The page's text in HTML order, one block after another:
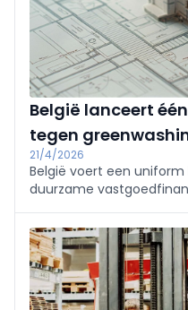
België lanceert
tegen
21/4/2026
België voert een
duurzame
transparantie verhogen
energiezuinige